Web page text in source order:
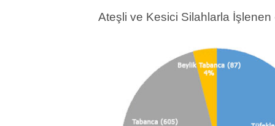
Ateşli ve Kesici Silahlarla İşlenen